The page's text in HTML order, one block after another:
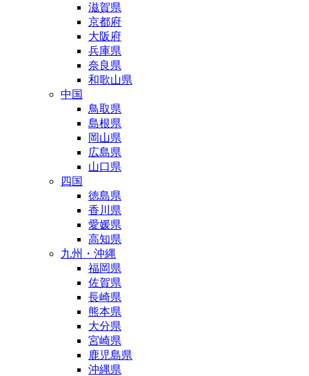
滋賀県
京都府
大阪府
兵庫県
奈良県
和歌山県
中国
鳥取県
島根県
岡山県
広島県
山口県
四国
徳島県
香川県
愛媛県
高知県
九州・沖縄
福岡県
佐賀県
長崎県
熊本県
大分県
宮崎県
鹿児島県
沖縄県